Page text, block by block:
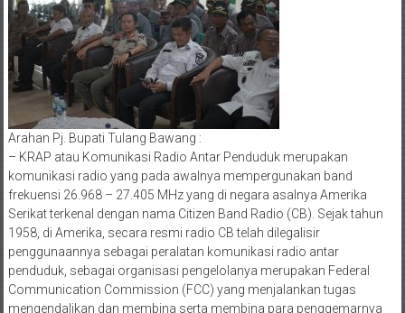
Arahan Pj. Bupati Tulang Bawang :
– KRAP atau Komunikasi Radio Antar Penduduk merupakan
komunikasi radio yang pada awalnya mempergunakan band
frekuensi 26.968 – 27.405 MHz yang di negara asalnya Amerika
Serikat terkenal dengan nama Citizen Band Radio (CB). Sejak tahun
1958, di Amerika, secara resmi radio CB telah dilegalisir
penggunaannya sebagai peralatan komunikasi radio antar
penduduk, sebagai organisasi pengelolanya merupakan Federal
Communication Commission (FCC) yang menjalankan tugas
mengendalikan dan membina serta membina para penggemarnya